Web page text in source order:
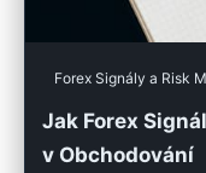
Forex Signály a Risk
Jak Forex
v Obchodování